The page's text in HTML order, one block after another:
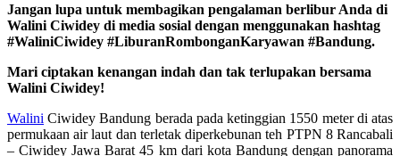
Jangan lupa untuk membagikan pengalaman berlibur Anda di
Walini Ciwidey di media sosial dengan menggunakan hashtag
#WaliniCiwidey #LiburanRombonganKaryawan #Bandung.
Mari ciptakan kenangan indah dan tak terlupakan bersama
Walini Ciwidey!
Walini Ciwidey Bandung berada pada ketinggian 1550 meter di atas
permukaan air laut dan terletak diperkebunan teh PTPN 8 Rancabali
– Ciwidey Jawa Barat 45 km dari kota Bandung dengan panorama